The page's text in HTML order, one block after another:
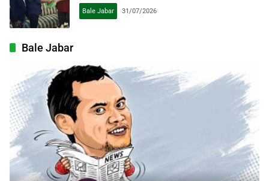
Bale Jabar 31/07/2026
Bale Jabar